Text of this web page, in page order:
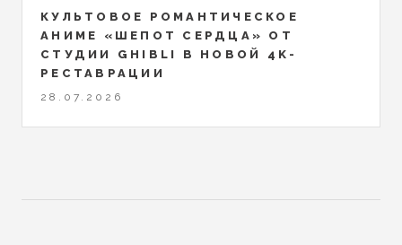
КУЛЬТОВОЕ РОМАНТИЧЕСКОЕ
АНИМЕ «ШЕПОТ СЕРДЦА» ОТ
СТУДИИ GHIBLI В НОВОЙ 4K-
РЕСТАВРАЦИИ
28.07.2026